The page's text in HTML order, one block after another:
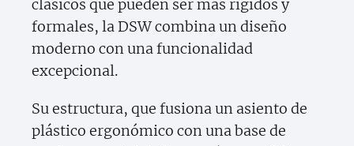
clásicos que pueden ser más rígidos y
formales, la DSW combina un diseño
moderno con una funcionalidad
excepcional.
Su estructura, que fusiona un asiento de
plástico ergonómico con una base de